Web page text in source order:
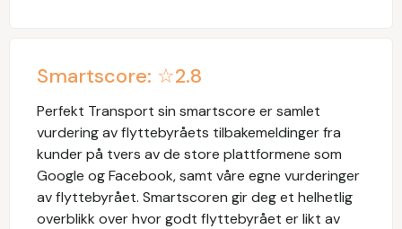
Smartscore: ☆2.8
Perfekt Transport sin smartscore er samlet
vurdering av flyttebyråets tilbakemeldinger fra
kunder på tvers av de store plattformene som
Google og Facebook, samt våre egne vurderinger
av flyttebyrået. Smartscoren gir deg et helhetlig
overblikk over hvor godt flyttebyrået er likt av